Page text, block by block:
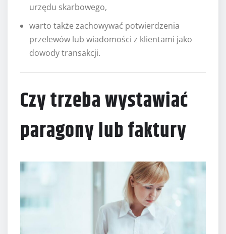
urzędu skarbowego,
warto także zachowywać potwierdzenia
przelewów lub wiadomości z klientami jako
dowody transakcji.
Czy trzeba wystawiać
paragony lub faktury